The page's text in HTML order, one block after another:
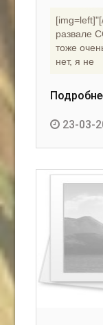
развале
тоже
нет, я не
23-03-